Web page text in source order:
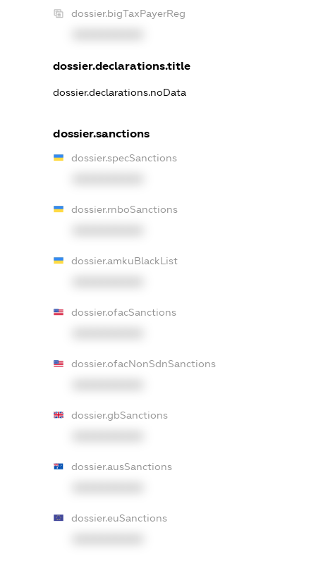
dossier.bigTaxPayerReg
dossier.declarations.title
dossier.declarations.noData
dossier.sanctions
dossier.specSanctions
dossier.rnboSanctions
dossier.amkuBlackList
dossier.ofacSanctions
dossier.ofacNonSdnSanctions
dossier.gbSanctions
dossier.ausSanctions
dossier.euSanctions